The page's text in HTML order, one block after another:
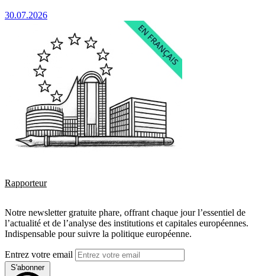
30.07.2026
Rapporteur
Notre newsletter gratuite phare, offrant chaque jour l’essentiel de
l’actualité et de l’analyse des institutions et capitales européennes.
Indispensable pour suivre la politique européenne.
Entrez votre email
S'abonner